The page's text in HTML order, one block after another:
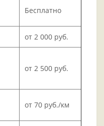
Бесплатно
от 2 000 руб.
от 2 500 руб.
от 70 руб./км